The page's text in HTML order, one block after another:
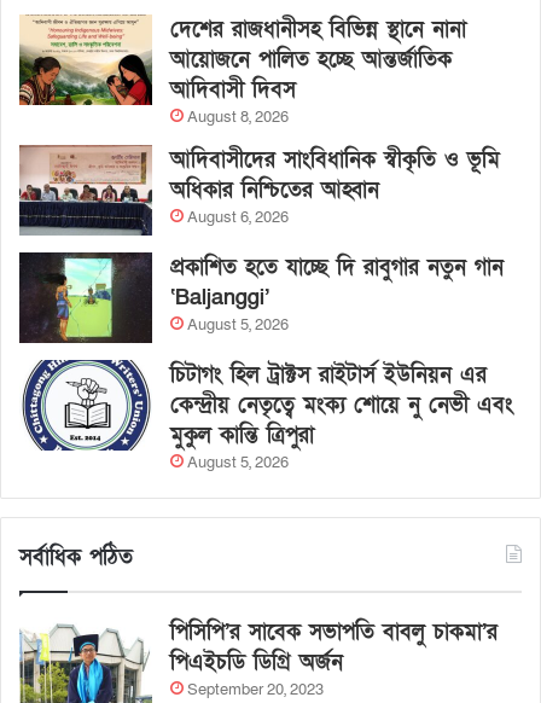
দেশের রাজধানীসহ বিভিন্ন স্থানে নানা
আয়োজনে পালিত হচ্ছে আন্তর্জাতিক
আদিবাসী দিবস
August 8, 2026
আদিবাসীদের সাংবিধানিক স্বীকৃতি ও ভূমি
অধিকার নিশ্চিতের আহ্বান
August 6, 2026
প্রকাশিত হতে যাচ্ছে দি রাবুগার নতুন গান
‘Baljanggi’
August 5, 2026
চিটাগং হিল ট্রাক্টস রাইটার্স ইউনিয়ন এর
কেন্দ্রীয় নেতৃত্বে মংক্য শোয়ে নু নেভী এবং
মুকুল কান্তি ত্রিপুরা
August 5, 2026
সর্বাধিক পঠিত
পিসিপি’র সাবেক সভাপতি বাবলু চাকমা’র
পিএইচডি ডিগ্রি অর্জন
September 20, 2023